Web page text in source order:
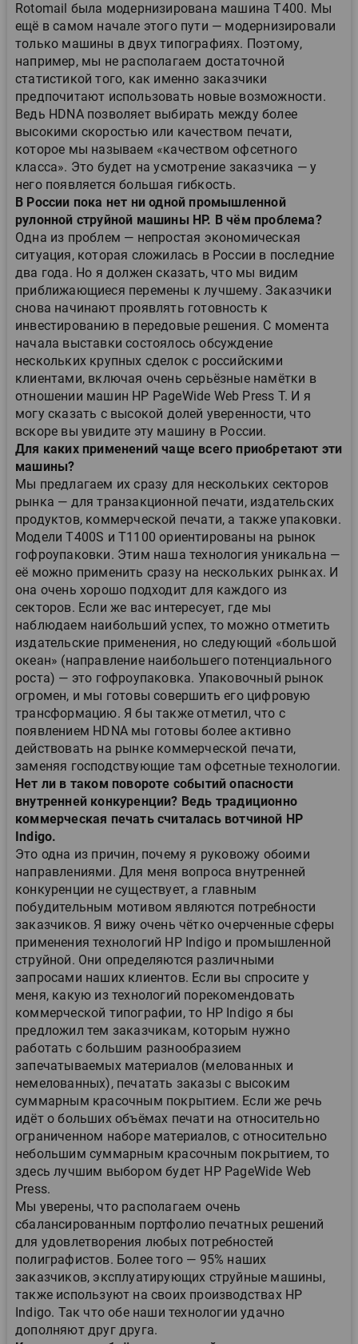
Rotomail была модернизирована машина T400. Мы
ещё в самом начале этого пути — модернизировали
только машины в двух типографиях. Поэтому,
например, мы не располагаем достаточной
статистикой того, как именно заказчики
предпочитают использовать новые возможности.
Ведь HDNA позволяет выбирать между более
высокими скоростью или качеством печати,
которое мы называем «качеством офсетного
класса». Это будет на усмотрение заказчика — у
него появляется большая гибкость.
В России пока нет ни одной промышленной
рулонной струйной машины HP. В чём проблема?
Одна из проблем — непростая экономическая
ситуация, которая сложилась в России в последние
два года. Но я должен сказать, что мы видим
приближающиеся перемены к лучшему. Заказчики
снова начинают проявлять готовность к
инвестированию в передовые решения. С момента
начала выставки состоялось обсуждение
нескольких крупных сделок с российскими
клиентами, включая очень серьёзные намётки в
отношении машин HP PageWide Web Press T. И я
могу сказать с высокой долей уверенности, что
вскоре вы увидите эту машину в России.
Для каких применений чаще всего приобретают эти
машины?
Мы предлагаем их сразу для нескольких секторов
рынка — для транзакционной печати, издательских
продуктов, коммерческой печати, а также упаковки.
Модели T400S и T1100 ориентированы на рынок
гофроупаковки. Этим наша технология уникальна —
её можно применить сразу на нескольких рынках. И
она очень хорошо подходит для каждого из
секторов. Если же вас интересует, где мы
наблюдаем наибольший успех, то можно отметить
издательские применения, но следующий «большой
океан» (направление наибольшего потенциального
роста) — это гофроупаковка. Упаковочный рынок
огромен, и мы готовы совершить его цифровую
трансформацию. Я бы также отметил, что с
появлением HDNA мы готовы более активно
действовать на рынке коммерческой печати,
заменяя господствующие там офсетные технологии.
Нет ли в таком повороте событий опасности
внутренней конкуренции? Ведь традиционно
коммерческая печать считалась вотчиной HP
Indigo.
Это одна из причин, почему я руковожу обоими
направлениями. Для меня вопроса внутренней
конкуренции не существует, а главным
побудительным мотивом являются потребности
заказчиков. Я вижу очень чётко очерченные сферы
применения технологий HP Indigo и промышленной
струйной. Они определяются различными
запросами наших клиентов. Если вы спросите у
меня, какую из технологий порекомендовать
коммерческой типографии, то HP Indigo я бы
предложил тем заказчикам, которым нужно
работать с большим разнообразием
запечатываемых материалов (мелованных и
немелованных), печатать заказы с высоким
суммарным красочным покрытием. Если же речь
идёт о больших объёмах печати на относительно
ограниченном наборе материалов, с относительно
небольшим суммарным красочным покрытием, то
здесь лучшим выбором будет HP PageWide Web
Press.
Мы уверены, что располагаем очень
сбалансированным портфолио печатных решений
для удовлетворения любых потребностей
полиграфистов. Более того — 95% наших
заказчиков, эксплуатирующих струйные машины,
также используют на своих производствах HP
Indigo. Так что обе наши технологии удачно
дополняют друг друга.